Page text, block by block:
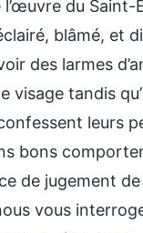
l’œuvre du Saint-
blâmé, et
des larmes
visage tandis
leurs
bons
de jugement
vous